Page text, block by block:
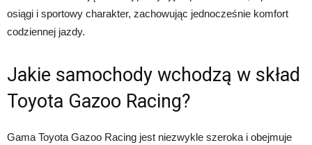
osiągi i sportowy charakter, zachowując jednocześnie komfort
codziennej jazdy.
Jakie samochody wchodzą w skład
Toyota Gazoo Racing?
Gama Toyota Gazoo Racing jest niezwykle szeroka i obejmuje